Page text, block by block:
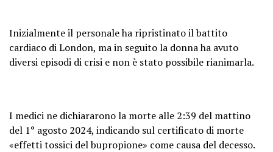
Inizialmente il personale ha ripristinato il battito
cardiaco di London, ma in seguito la donna ha avuto
diversi episodi di crisi e non è stato possibile rianimarla.
I medici ne dichiararono la morte alle 2:39 del mattino
del 1° agosto 2024, indicando sul certificato di morte
«effetti tossici del bupropione» come causa del decesso.